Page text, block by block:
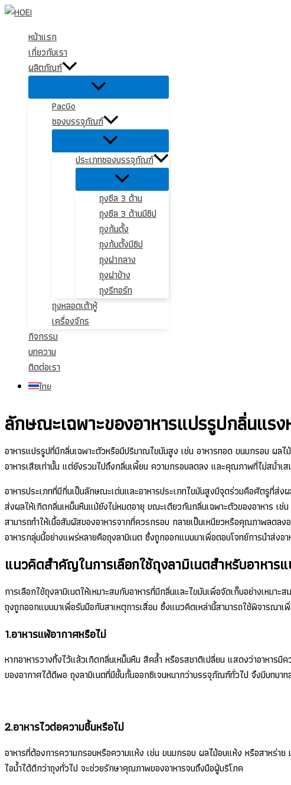
Skip
contentหน้าแรก
เกี่ยวกับเรา
ผลิตภัณฑ์
PacGo
ซองบรรจุภัณฑ์
ประเภทซองบรรจุภัณฑ์
ถุงซีล 3 ด้าน
ถุงซีล 3 ด้านมีซิป
ถุงก้นตั้ง
ถุงก้นตั้งมีซิป
ถุงฝากลาง
ถุงฝาข้าง
ถุงรีทอร์ท
ถุงหลอดเต้าหู้
เครื่องจักร
กิจกรรม
บทความ
ติดต่อเรา
ไทย
ลักษณะเฉพาะของอาหารแปรรูปกลิ่นแรง
อาหารแปรรูปที่มีกลิ่นเฉพาะตัวหรือมีปริมาณไขมันสูง เช่น อาหารทอด ขนมกรอบ ผ
อาหารเสียเท่านั้น แต่ยังรวมไปถึงกลิ่นเพี้ยน ความกรอบลดลง และคุณภาพที่ไม่สม่ำเ
อาหารประเภทที่มีกิ่นเป็นลักษณะเด่นและอาหารประเภทไขมันสูงมีจุดร่วมคือศัตรูที่
ส่งผลให้เกิดกลิ่นเหม็นหืนแม้ยังไม่หมดอายุ ขณะเดียวกันกลิ่นเฉพาะตัวของอาหาร เ
สามารถทำให้เนื้อสัมผัสของอาหารจากที่ควรกรอบ กลายเป็นเหนียวหรือคุณภาพล
อาหารกลุ่มนี้อย่างแพร่หลายคือถุงลามิเนต ซึ่งถูกออกแบบมาเพื่อตอบโจทย์การนำ
แนวคิดสำคัญในการเลือกใช้ถุงลามิเนตสำหรับอาหาร
การเลือกใช้ถุงลามิเนตให้เหมาะสมกับอาหารที่มีกลิ่นและไขมันเพื่อจัดเก็บอย่างเหม
ถุงถูกออกแบบมาเพื่อรับมือกับสาเหตุการเสื่อม ซึ่งแนวคิดเหล่านี้สามารถใช้พิจารณ
1.อาหารแพ้อากาศหรือไม่
หากอาหารวางทิ้งไว้แล้วเกิดกลิ่นเหม็นหืน สีคล้ำ หรือรสชาติเปลี่ยน แสดงว่าอาหา
ของอากาศได้ดีพอ ถุงลามิเนตที่มีชั้นกั้นออกซิเจนหนากว่าบรรจุภัณฑ์ทั่วไป จึงมีบทบา
2.อาหารไวต่อความชื้นหรือไม่
อาหารที่ต้องการความกรอบหรือความแห้ง เช่น ขนมกรอบ ผลไม้อบแห้ง หรือสาหร่
ไอน้ำได้ดีกว่าถุงทั่วไป จะช่วยรักษาคุณภาพของอาหารจนถึงมือผู้บริโภค